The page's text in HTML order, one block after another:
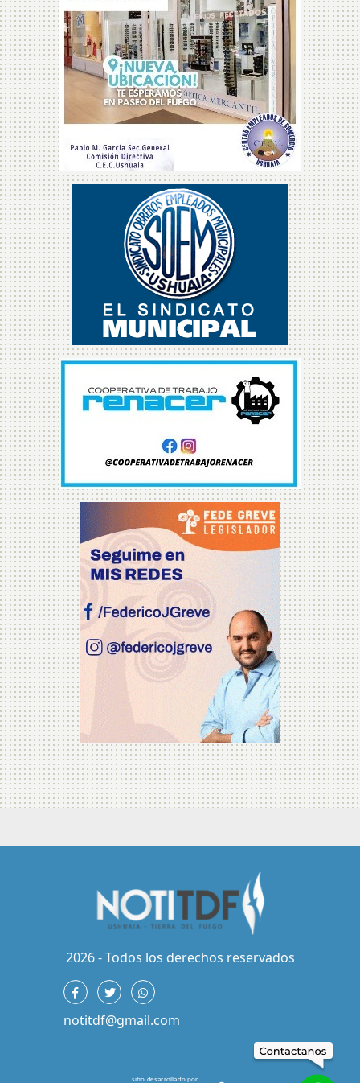
2026 - Todos los derechos reservados
notitdf@gmail.com